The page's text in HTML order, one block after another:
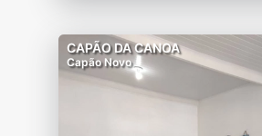
CAPÃO DA CANOA
Capão Novo